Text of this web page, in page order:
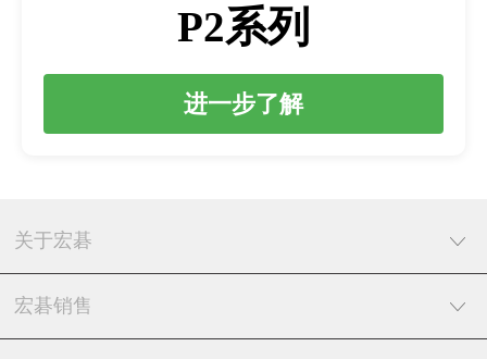
P2系列
进一步了解
关于宏碁
宏碁销售